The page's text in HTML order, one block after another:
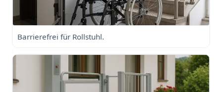
Barrierefrei für Rollstuhl.